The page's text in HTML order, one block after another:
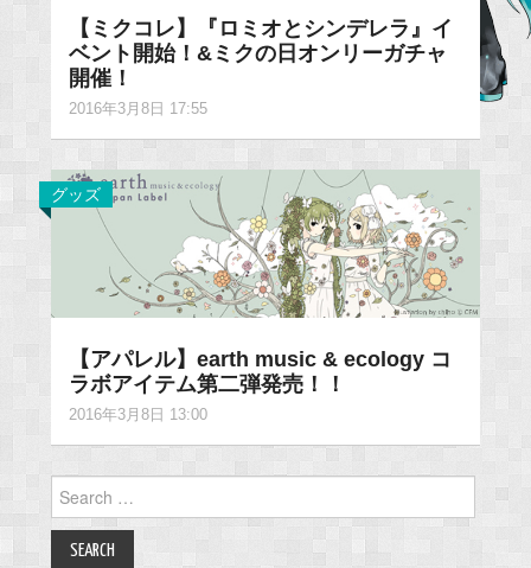
【ミクコレ】『ロミオとシンデレラ』イ
ベント開始！&ミクの日オンリーガチャ
開催！
2016年3月8日 17:55
グッズ
【アパレル】earth music & ecology コ
ラボアイテム第二弾発売！！
2016年3月8日 13:00
for: